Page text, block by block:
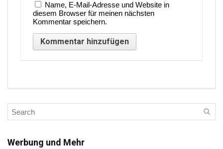
Name, E-Mail-Adresse und Website in
diesem Browser für meinen nächsten
Kommentar speichern.
Werbung und Mehr